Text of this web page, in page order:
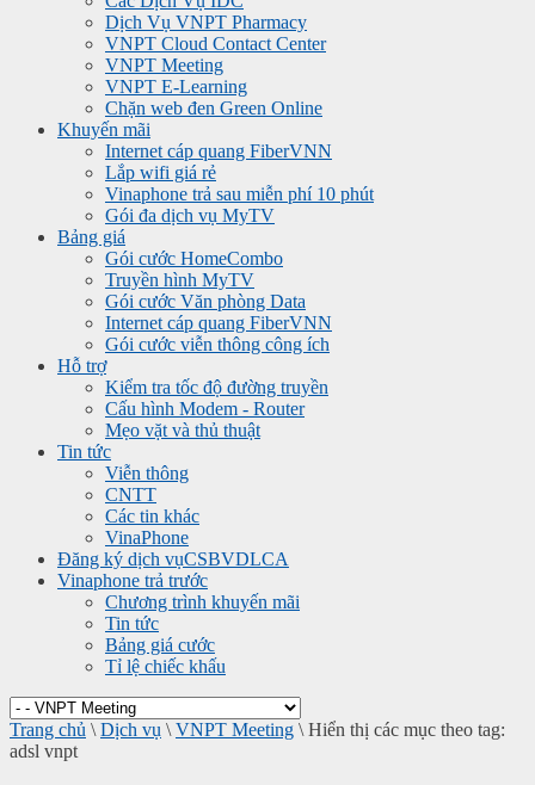
Dịch Vụ VNPT Pharmacy
VNPT Cloud Contact Center
VNPT Meeting
VNPT E-Learning
Chặn web đen Green Online
Khuyến mãi
Internet cáp quang FiberVNN
Lắp wifi giá rẻ
Vinaphone trả sau miễn phí 10 phút
Gói đa dịch vụ MyTV
Bảng giá
Gói cước HomeCombo
Truyền hình MyTV
Gói cước Văn phòng Data
Internet cáp quang FiberVNN
Gói cước viễn thông công ích
Hỗ trợ
Kiểm tra tốc độ đường truyền
Cấu hình Modem - Router
Mẹo vặt và thủ thuật
Tin tức
Viễn thông
CNTT
Các tin khác
VinaPhone
Đăng ký dịch vụCSBVDLCA
Vinaphone trả trước
Chương trình khuyến mãi
Tin tức
Bảng giá cước
Tỉ lệ chiếc khấu
Trang chủ \ Dịch vụ \ VNPT Meeting \ Hiển thị các mục theo tag:
adsl vnpt